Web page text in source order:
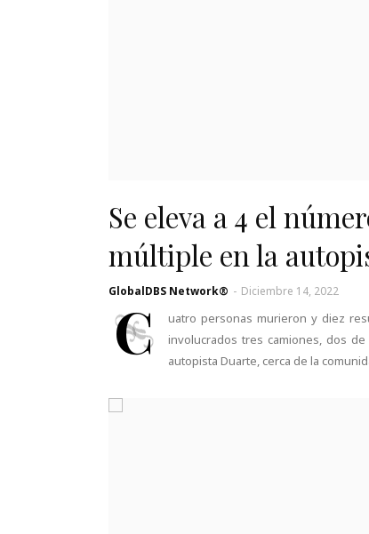
Se eleva a 4 el
múltiple en la
GlobalDBS Network® - Diciembre 14, 2022
C
uatro personas murieron y diez
involucrados tres camiones, dos
autopista Duarte, cerca de la